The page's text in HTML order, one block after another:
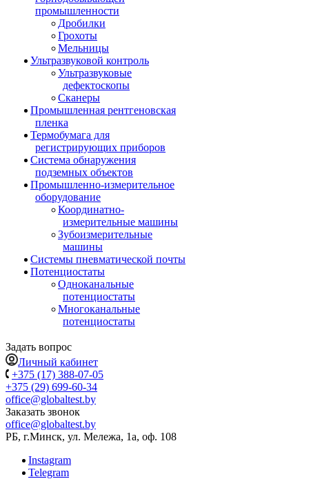
промышленности
Дробилки
Грохоты
Мельницы
Ультразвуковой контроль
Ультразвуковые
дефектоскопы
Сканеры
Промышленная рентгеновская
пленка
Термобумага для
регистрирующих приборов
Система обнаружения
подземных объектов
Промышленно-измерительное
оборудование
Координатно-
измерительные машины
Зубоизмерительные
машины
Системы пневматической почты
Потенциостаты
Одноканальные
потенциостаты
Многоканальные
потенциостаты
Задать вопрос
Личный кабинет
+375 (17) 388-07-05
+375 (29) 699-60-34
office@globaltest.by
Заказать звонок
office@globaltest.by
РБ, г.Минск, ул. Мележа, 1а, оф. 108
Instagram
Telegram